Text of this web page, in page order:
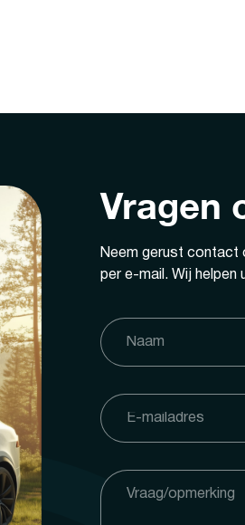
Vragen
Neem gerust contact
per e-mail. Wij helpen